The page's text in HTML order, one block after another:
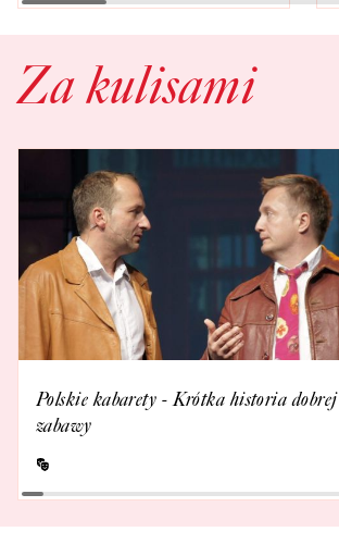
Za kulisami
Polskie kabarety - Krótka historia dobrej
zabawy